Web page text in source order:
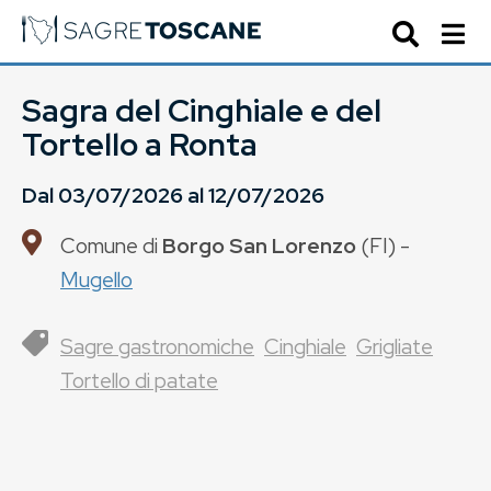
Sagra del Cinghiale e del
Tortello a Ronta
Dal03/07/2026al12/07/2026
Comune di Borgo San Lorenzo(FI) -
Mugello
Sagre gastronomiche Cinghiale Grigliate
Tortello di patate